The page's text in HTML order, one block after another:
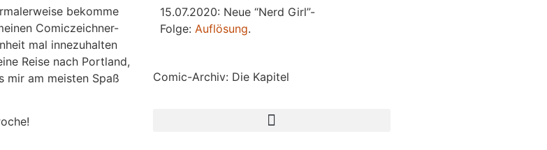
bekomme
Comiczeichner-
mal innezuhalten
Reise nach Portland,
mir am meisten Spaß
15.07.2020: Neue “Nerd Girl”-
Folge: Auflösung.
Comic-Archiv: Die Kapitel